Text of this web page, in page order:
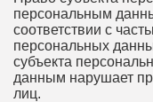
персональным
соответствии с
персональных
субъекта
данным нарушает
лиц.